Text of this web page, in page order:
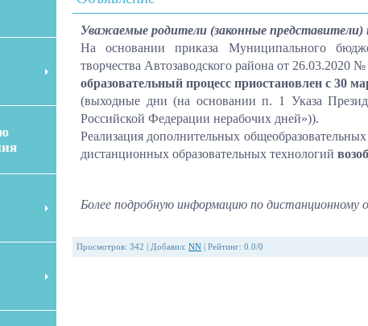
Уважаемые родители (законные представители)
На основании приказа Муниципального
творчества Автозаводского района от 26.03.2020
образовательный процесс приостановлен с 30
(выходные дни (на основании п. 1 Указа
Российской Федерации нерабочих дней»)).
Реализация дополнительных
дистанционных образовательных технологий
Более подробную информацию по
Просмотров: 342 Добавил: NN Рейтинг: 0.0/0